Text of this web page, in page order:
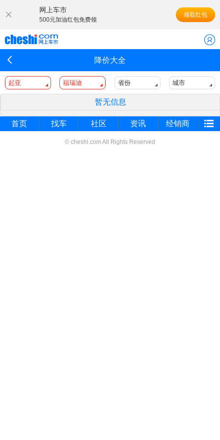
网上车市
500元加油红包免费领
领取红包
降价大全
起亚 福瑞迪 省份 城市
暂无信息
首页 找车 社区 资讯 经销商
© cheshi.com All Rights Reserved